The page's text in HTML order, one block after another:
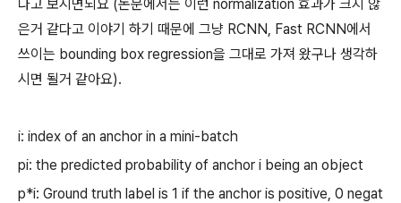
다고 보시면되요 (논문에서는 이런 normalization 효과가 크지 않
은거 같다고 이야기 하기 때문에 그냥 RCNN, Fast RCNN에서
쓰이는 bounding box regression을 그대로 가져 왔구나 생각하
시면 될거 같아요).
i: index of an anchor in a mini-batch
pi: the predicted probability of anchor i being an object
p*i: Ground truth label is 1 if the anchor is positive, 0 negat